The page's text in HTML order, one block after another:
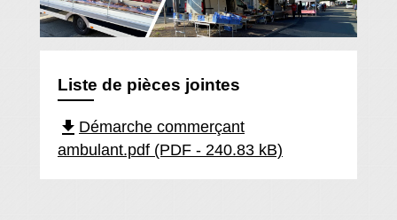
Liste de pièces jointes
file_download Démarche commerçant
ambulant.pdf (PDF - 240.83 kB)